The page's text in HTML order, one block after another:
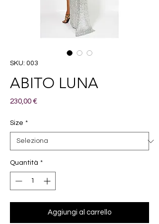
SKU: 003
ABITO LUNA
230,00 €Prezzo
Size *
Quantità *
Aggiungi al carrello